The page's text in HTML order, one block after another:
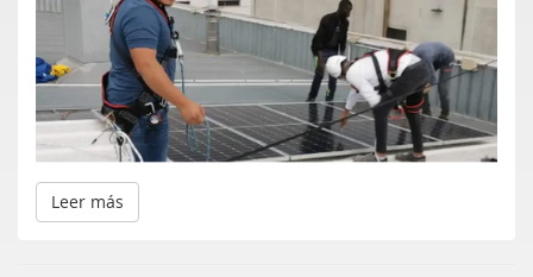
Leer más